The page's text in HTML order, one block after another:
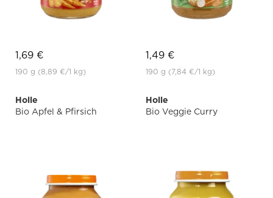
1,69 €
190 g (8,89 €/1 kg)
1,49 €
190 g (7,84 €/1 kg)
Holle
Bio Apfel & Pfirsich
Holle
Bio Veggie Curry